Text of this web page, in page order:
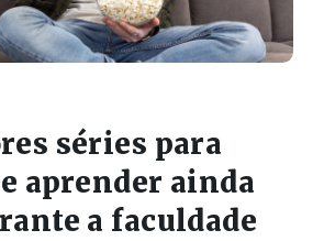
séries para
aprender ainda
a faculdade